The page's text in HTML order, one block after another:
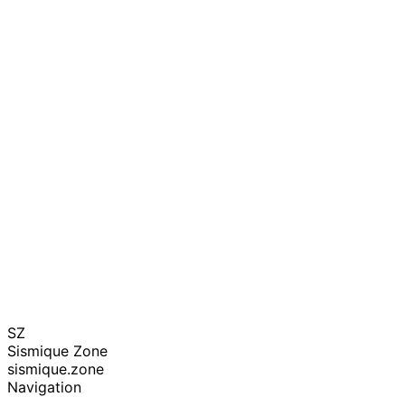
SZ
Sismique Zone
sismique.zone
Navigation